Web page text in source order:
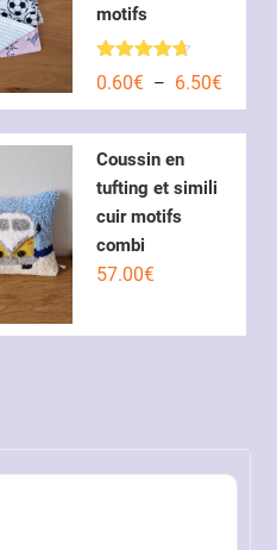
motifs
Note4.60
sur 5
0.60€ – 6.50€Plage
de
prix :
Coussin en
tufting et simili
cuir motifs
combi
57.00€